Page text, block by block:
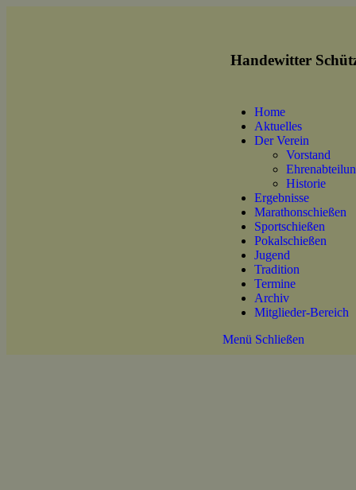
Handewitter
Home
Aktuelles
Der Verein
Vorstand
Historie
Ergebnisse
Marathonschießen
Sportschießen
Pokalschießen
Jugend
Tradition
Termine
Archiv
Mitglieder-Bereich
Menü Schließen